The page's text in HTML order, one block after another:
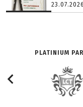
23.07.2026
PLATINIUM